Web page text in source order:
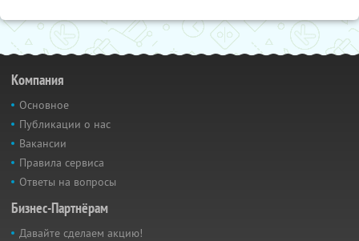
Компания
Основное
Публикации о нас
Вакансии
Правила сервиса
Ответы на вопросы
Бизнес-Партнёрам
Давайте сделаем акцию!